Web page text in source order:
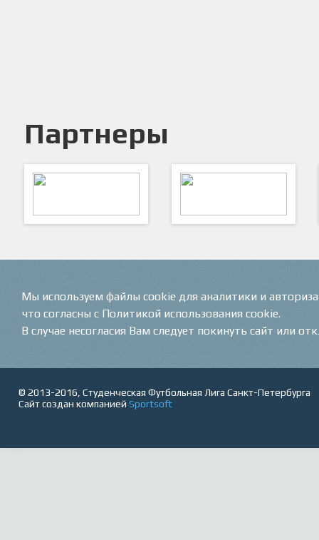
Партнеры
© 2013-2016, Студенческая Футбольная Лига Санкт-Петербурга
Сайт создан компанией Sportsoft
Мы используем файлы cookie для аналитики и
что согласны с Политикой использования cookie.
В случае несогласия Вам следует покинуть сайт или